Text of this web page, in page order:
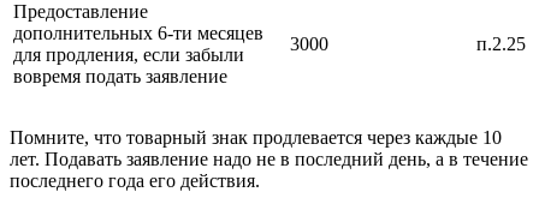
Предоставление
дополнительных 6-ти месяцев
для продления, если забыли
вовремя подать заявление
3000 п.2.25
Помните, что товарный знак продлевается через каждые 10
лет. Подавать заявление надо не в последний день, а в течение
последнего года его действия.